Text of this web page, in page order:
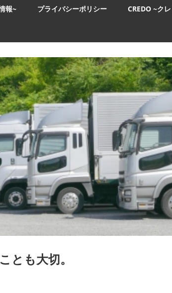
報~ プライバシーポリシー CREDO ~ク
とも大切。